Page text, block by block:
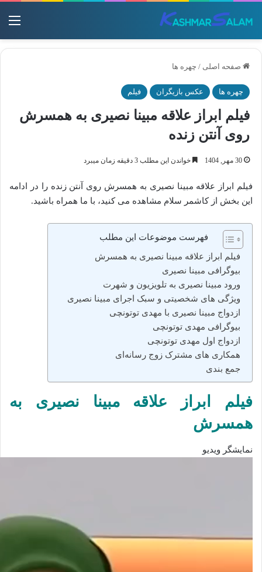
صفحه اصلی / چهره ها
چهره ها عکس بازیگران فیلم
فیلم ابراز علاقه مبینا نصیری به همسرش
روی آنتن زنده
30 مهر, 1404 خواندن این مطلب 3 دقیقه زمان میبرد
فیلم ابراز علاقه مبینا نصیری به همسرش روی آنتن زنده را در ادامه
این بخش از کاشمر سلام مشاهده می کنید، با ما همراه باشید.
فهرست موضوعات این مطلب
فیلم ابراز علاقه مبینا نصیری به همسرش
بیوگرافی مبینا نصیری
ورود مبینا نصیری به تلویزیون و شهرت
ویژگی‌ های شخصیتی و سبک اجرای مبینا نصیری
ازدواج مبینا نصیری با مهدی توتونچی
بیوگرافی مهدی توتونچی
ازدواج اول مهدی توتونچی
همکاری‌ های مشترک زوج رسانه‌ای
جمع‌ بندی
فیلم ابراز علاقه مبینا نصیری به
همسرش
نمایشگر ویدیو